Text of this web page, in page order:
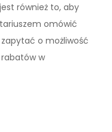
również to, aby
omówić
o możliwość
w